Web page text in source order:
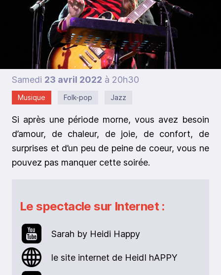
Samedi 23 avril 2022 à 20h30
Musique Folk-pop Jazz
Si après une période morne, vous avez besoin
d’amour, de chaleur, de joie, de confort, de
surprises et d’un peu de peine de coeur, vous ne
pouvez pas manquer cette soirée.
Le spectacle sur Internet :
Sarah by Heidi Happy
le site internet de HeidI hAPPY